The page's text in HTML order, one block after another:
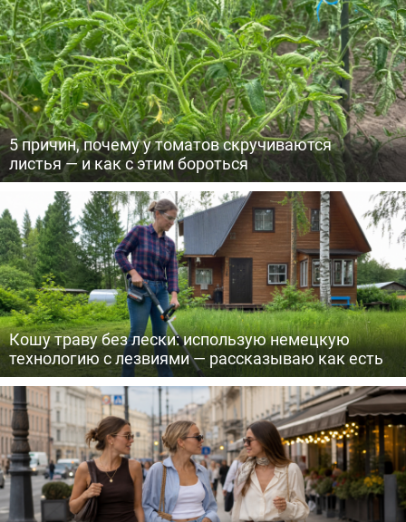
5 причин, почему у томатов скручиваются
листья — и как с этим бороться
Кошу траву без лески: использую немецкую
технологию с лезвиями — рассказываю как есть